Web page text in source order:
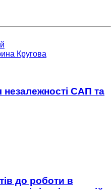
Кругова
незалежності САП та
до роботи в